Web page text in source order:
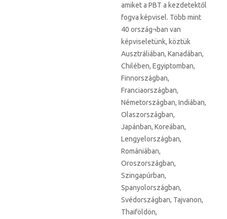
amiket a PBT a kezdetektől
fogva képvisel. Több mint
40 ország¬ban van
képviseletünk, köztük
Ausztráliában, Kanadában,
Chilében, Egyiptomban,
Finnországban,
Franciaországban,
Németországban, Indiában,
Olaszországban,
Japánban, Koreában,
Lengyelországban,
Romániában,
Oroszországban,
Szingapúrban,
Spanyolországban,
Svédországban, Tajvanon,
Thaiföldön,